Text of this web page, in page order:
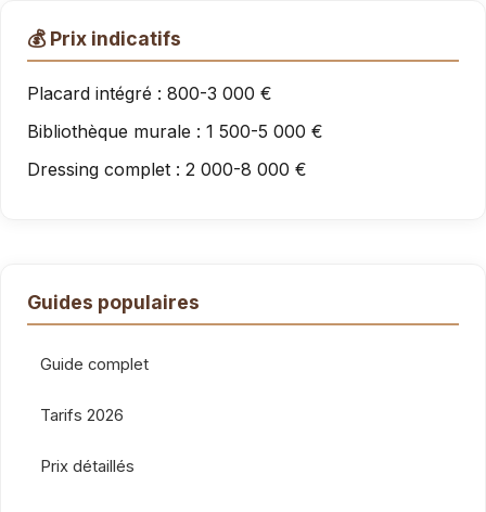
💰 Prix indicatifs
Placard intégré : 800-3 000 €
Bibliothèque murale : 1 500-5 000 €
Dressing complet : 2 000-8 000 €
Guides populaires
Guide complet
Tarifs 2026
Prix détaillés